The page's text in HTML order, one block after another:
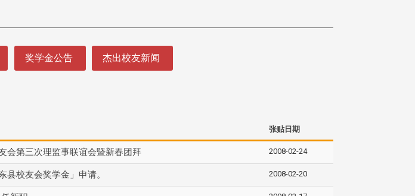
奖学金公告 杰出校友新闻
张贴日期
会第三次理监事联谊会暨新春团拜 2008-02-24
县校友会奖学金」申请。 2008-02-20